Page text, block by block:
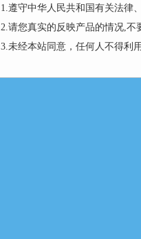
1.遵守中华人民共和国有关法律
2.请您真实的反映产品的情况,
3.未经本站同意，任何人不得利